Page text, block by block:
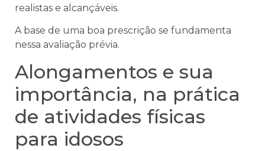
realistas e alcançáveis.
A base de uma boa prescrição se fundamenta
nessa avaliação prévia.
Alongamentos e sua
importância, na prática
de atividades físicas
para idosos